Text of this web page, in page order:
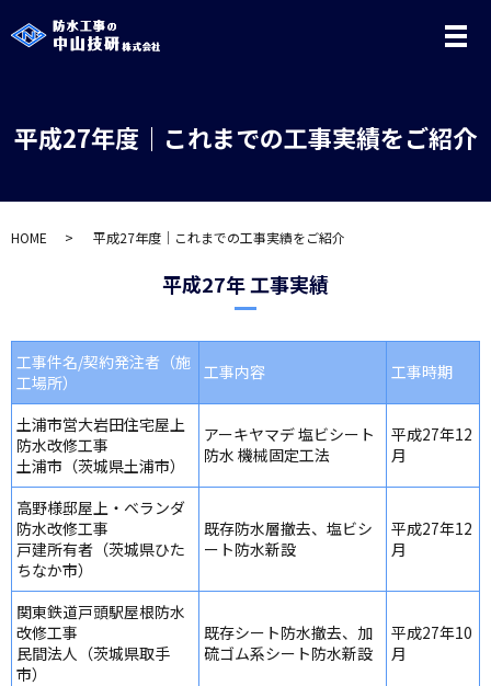
メ
平成27年度｜これまでの工事実績をご紹介
HOME 平成27年度｜これまでの工事実績をご紹介
平成27年 工事実績
工事件名/契約発注者（施
工場所）
工事内容 工事時期
土浦市営大岩田住宅屋上
防水改修工事
土浦市（茨城県土浦市）
アーキヤマデ 塩ビシート
防水 機械固定工法
平成27年12
月
高野様邸屋上・ベランダ
防水改修工事
戸建所有者（茨城県ひた
ちなか市）
既存防水層撤去、塩ビシ
ート防水新設
平成27年12
月
関東鉄道戸頭駅屋根防水
改修工事
民間法人（茨城県取手
市）
既存シート防水撤去、加
硫ゴム系シート防水新設
平成27年10
月